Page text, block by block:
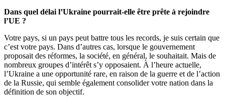
Dans quel délai l’Ukraine pourrait-elle être prête à rejoindre
l’UE ?
Votre pays, si un pays peut battre tous les records, je suis certain que
c’est votre pays. Dans d’autres cas, lorsque le gouvernement
proposait des réformes, la société, en général, le souhaitait. Mais de
nombreux groupes d’intérêt s’y opposaient. À l’heure actuelle,
l’Ukraine a une opportunité rare, en raison de la guerre et de l’action
de la Russie, qui semble également consolider votre nation dans la
définition de son objectif.